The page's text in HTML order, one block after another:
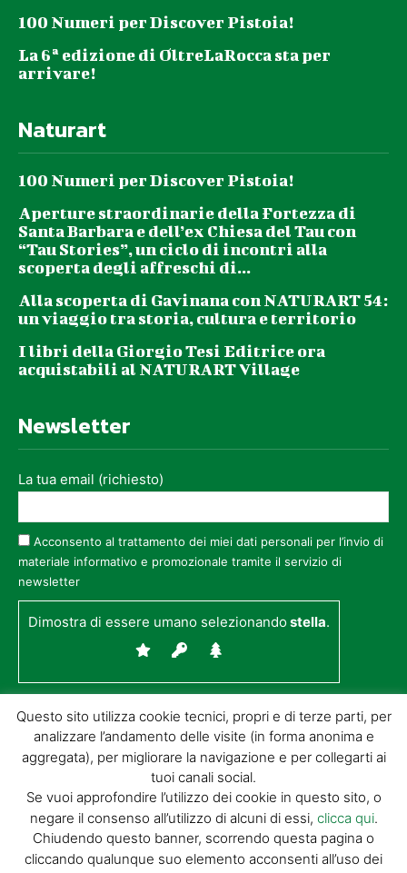
100 Numeri per Discover Pistoia!
La 6ª edizione di OltreLaRocca sta per
arrivare!
Naturart
100 Numeri per Discover Pistoia!
Aperture straordinarie della Fortezza di
Santa Barbara e dell’ex Chiesa del Tau con
“Tau Stories”, un ciclo di incontri alla
scoperta degli affreschi di...
Alla scoperta di Gavinana con NATURART 54:
un viaggio tra storia, cultura e territorio
I libri della Giorgio Tesi Editrice ora
acquistabili al NATURART Village
Newsletter
La tua email (richiesto)
Acconsento al trattamento dei miei dati personali per l’invio di
materiale informativo e promozionale tramite il servizio di
newsletter
Dimostra di essere umano selezionandostella.
© GIORGIO TESI EDITRICE S.R.L. | P.IVA
01732650476 | VIA DI BADIA 14 – 51100 LOC.
BOTTEGONE (PISTOIA) |POWERED BY
Questo sito utilizza cookie tecnici, propri e di terze parti, per
analizzare l’andamento delle visite (in forma anonima e
aggregata), per migliorare la navigazione e per collegarti ai
tuoi canali social.
Se vuoi approfondire l’utilizzo dei cookie in questo sito, o
negare il consenso all’utilizzo di alcuni di essi, clicca qui.
Chiudendo questo banner, scorrendo questa pagina o
cliccando qualunque suo elemento acconsenti all’uso dei